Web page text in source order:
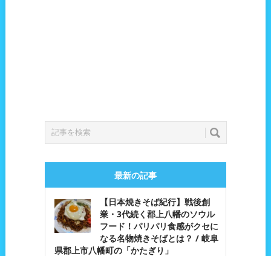
最新の記事
【日本焼きそば紀行】戦後創
業・3代続く郡上八幡のソウル
フード！パリパリ食感がクセに
なる名物焼きそばとは？ / 岐阜
県郡上市八幡町の「かたぎり」